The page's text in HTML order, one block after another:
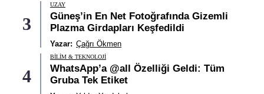
3
UZAY
Güneş’in En Net Fotoğrafında Gizemli
Plazma Girdapları Keşfedildi
Yazar: Çağrı Ökmen
4
BILIM & TEKNOLOJI
WhatsApp’a @all Özelliği Geldi: Tüm
Gruba Tek Etiket